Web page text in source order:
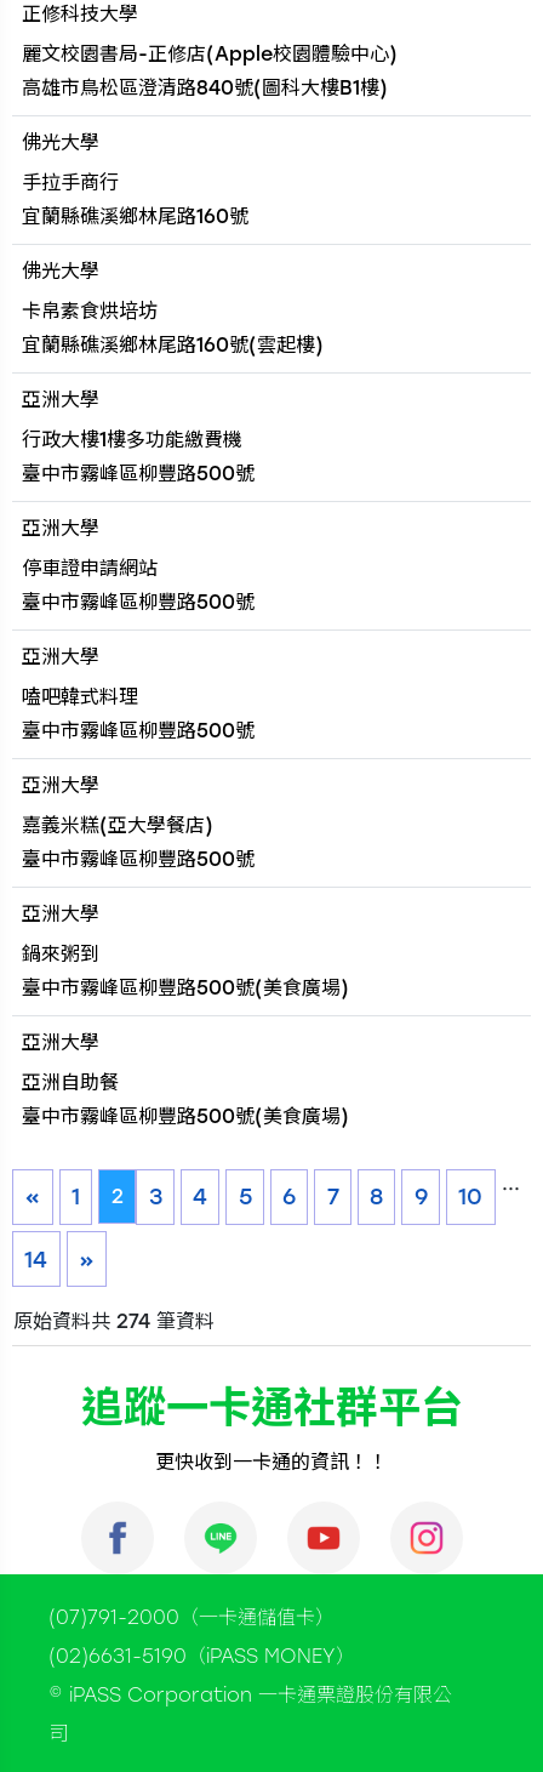
正修科技大學
麗文校園書局-正修店(Apple校園體驗中心)
高雄市鳥松區澄清路840號(圖科大樓B1樓)
佛光大學
手拉手商行
宜蘭縣礁溪鄉林尾路160號
佛光大學
卡帛素食烘培坊
宜蘭縣礁溪鄉林尾路160號(雲起樓)
亞洲大學
行政大樓1樓多功能繳費機
臺中市霧峰區柳豐路500號
亞洲大學
停車證申請網站
臺中市霧峰區柳豐路500號
亞洲大學
嗑吧韓式料理
臺中市霧峰區柳豐路500號
亞洲大學
嘉義米糕(亞大學餐店)
臺中市霧峰區柳豐路500號
亞洲大學
鍋來粥到
臺中市霧峰區柳豐路500號(美食廣場)
亞洲大學
亞洲自助餐
臺中市霧峰區柳豐路500號(美食廣場)
« 1 2 3 4 5 6 7 8 9 10
...
14 »
原始資料共 274 筆資料
追蹤一卡通社群平台
更快收到一卡通的資訊！！
(07)791-2000（一卡通儲值卡）
(02)6631-5190（iPASS MONEY）
© iPASS Corporation 一卡通票證股份有限公
司